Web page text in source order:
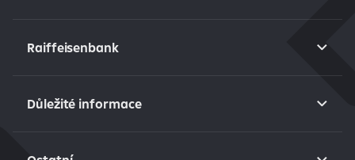
Raiffeisenbank
Důležité informace